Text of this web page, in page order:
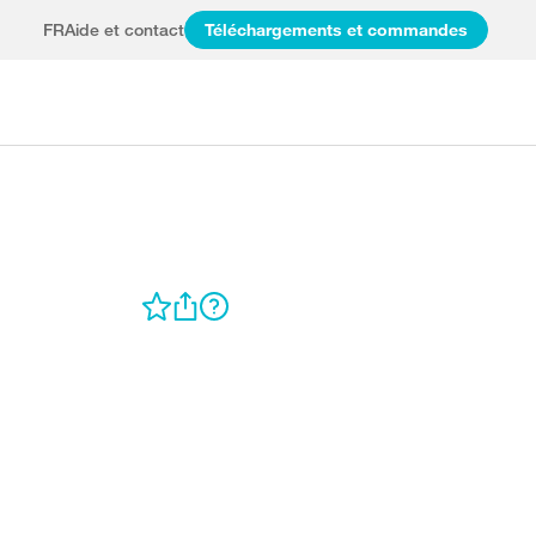
FRAide et contact Téléchargements et commandes